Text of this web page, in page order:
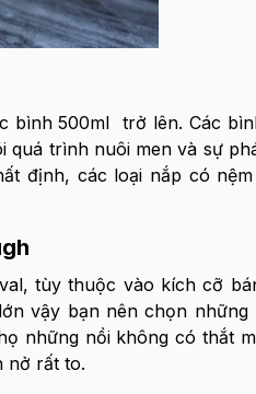
bình 500ml trở lên. Các
quá trình nuôi men và sự
định, các loại nắp có
tùy thuộc vào kích cỡ
vậy bạn nên chọn những
những nồi không có thắt
nở rất to.